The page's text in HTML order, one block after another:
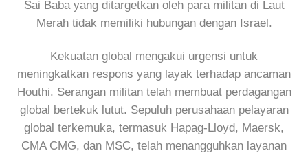
Sai Baba yang ditargetkan oleh para militan di Laut
Merah tidak memiliki hubungan dengan Israel.
Kekuatan global mengakui urgensi untuk
meningkatkan respons yang layak terhadap ancaman
Houthi. Serangan militan telah membuat perdagangan
global bertekuk lutut. Sepuluh perusahaan pelayaran
global terkemuka, termasuk Hapag-Lloyd, Maersk,
CMA CMG, dan MSC, telah menangguhkan layanan